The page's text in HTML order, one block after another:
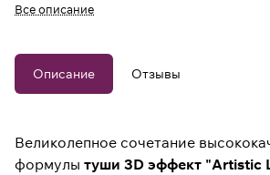
Все описание
Описание Отзывы
Великолепное сочетание
формулы туши 3D эффект "Artistic